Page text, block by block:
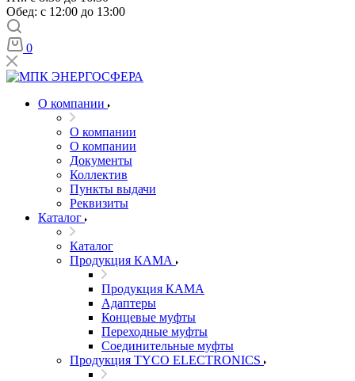
Обед: с 12:00 до 13:00
0
О компании
О компании
О компании
Документы
Коллектив
Пункты выдачи
Реквизиты
Каталог
Каталог
Продукция КАМА
Продукция КАМА
Адаптеры
Концевые муфты
Переходные муфты
Соединительные муфты
Продукция TYCO ELECTRONICS